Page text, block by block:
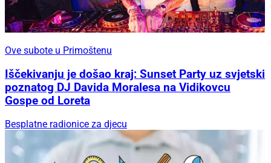
Ove subote u Primoštenu
Iščekivanju je došao kraj: Sunset Party uz svjetski
poznatog DJ Davida Moralesa na Vidikovcu
Gospe od Loreta
Besplatne radionice za djecu